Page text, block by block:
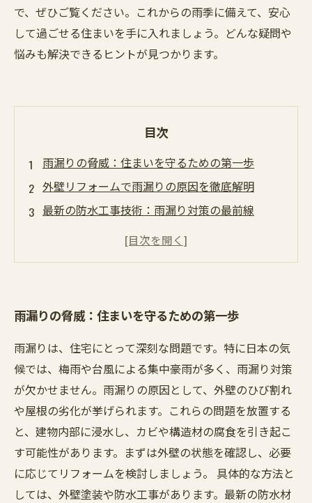
で、ぜひご覧ください。これからの雨季に備えて、安心
して過ごせる住まいを手に入れましょう。どんな疑問や
悩みも解決できるヒントが見つかります。
目次
雨漏りの脅威：住まいを守るための第一歩
外壁リフォームで雨漏りの原因を徹底解明
最新の防水工事技術：雨漏り対策の最前線
屋根修理の重要性：見逃せない雨季前の準備
の秘訣
安心して住まうために：雨季を乗り切る住まい
の作り方
雨漏りの脅威：住まいを守るための第一歩
雨漏りは、住宅にとって深刻な問題です。特に日本の気
候では、梅雨や台風による集中豪雨が多く、雨漏り対策
が欠かせません。雨漏りの原因として、外壁のひび割れ
や屋根の劣化が挙げられます。これらの問題を放置する
と、建物内部に浸水し、カビや構造材の腐食を引き起こ
す可能性があります。まずは外壁の状態を確認し、必要
に応じてリフォームを検討しましょう。 具体的な方法と
しては、外壁塗装や防水工事があります。最新の防水材